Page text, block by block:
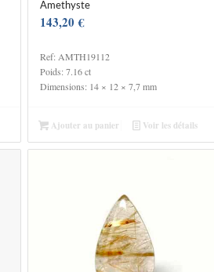
Amethyste
143,20€
Ref: AMTH19112
Poids: 7.16 ct
Dimensions: 14 × 12 × 7,7 mm
Ajouter au panier Voir les détails